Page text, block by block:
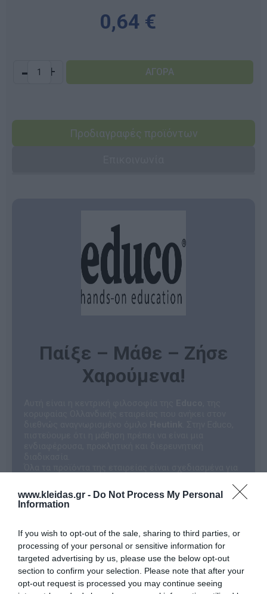
www.kleidas.gr - Do Not Process My Personal
Information
If you wish to opt-out of the sale, sharing to third parties, or
processing of your personal or sensitive information for
targeted advertising by us, please use the below opt-out
section to confirm your selection. Please note that after your
opt-out request is processed you may continue seeing
0,64 €
- +
Προδιαγραφές προϊόντων
Παίξε – Μάθε – Ζήσε
Χαρούμενα!
αυτόν τον φυσικό τρόπο, αναπτύσσουν θεμελιώδεις
δεξιότητες και κατακτούν τη γνώση, μετατρέποντας
την εκπαιδευτική εμπειρία σε μια αξέχαστη
Γιατί να επιλέξετε τα εκπαιδευτικά
παιχνίδια Educo;
Η Educo ξεχωρίζει γιατί παρέχεισαφείς
κατευθυντήριες γραμμέςγια τη μάθηση και τη
διδασκαλία. Τα προϊόντα της είναι προσεκτικά
κατηγοριοποιημένα σε ενότητες, καθεμία από τις